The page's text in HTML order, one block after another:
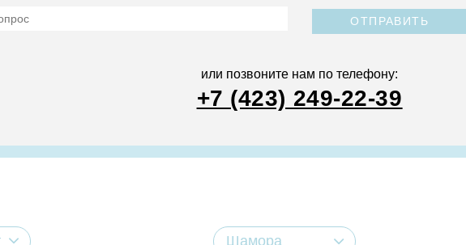
ОТПРАВИТЬ
или позвоните нам по телефону:
+7 (423) 249-22-39
Шамора